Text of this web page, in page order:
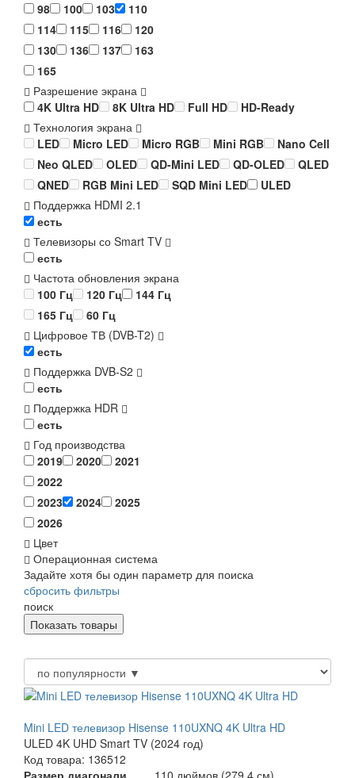
98
100 103
110
114
115 116
120
130
136 137
163
165
Разрешение экрана
4K Ultra HD
8K Ultra HD Full HD
HD-Ready
Технология экрана
LED
Micro LED Micro RGB Mini RGB
Nano Cell
Neo QLED
OLED QD-Mini LED QD-OLED
QLED
QNED
RGB Mini LED SQD Mini LED
ULED
Поддержка HDMI 2.1
есть
Телевизоры со Smart TV
есть
Частота обновления экрана
100 Гц
120 Гц
144 Гц
165 Гц
60 Гц
Цифровое ТВ (DVB-T2)
есть
Поддержка DVB-S2
есть
Поддержка HDR
есть
Год производства
2019
2020
2021
2022
2023
2024
2025
2026
Цвет
Операционная система
Задайте хотя бы один параметр для поиска
сбросить фильтры
поиск
Mini LED телевизор Hisense 110UXNQ 4K Ultra HD
ULED 4K UHD Smart TV (2024 год)
Код товара: 136512
Размер диагонали
110 дюймов (279,4 см)